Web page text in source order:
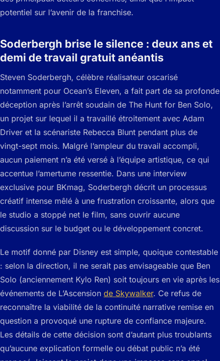
potentiel sur l’avenir de la franchise.
Soderbergh brise le silence : deux ans et
demi de travail gratuit anéantis
Steven Soderbergh, célèbre réalisateur oscarisé
notamment pour Ocean’s Eleven, a fait part de sa profonde
déception après l’arrêt soudain de The Hunt for Ben Solo,
un projet sur lequel il a travaillé étroitement avec Adam
Driver et la scénariste Rebecca Blunt pendant plus de
vingt-sept mois. Malgré l’ampleur du travail accompli,
aucun paiement n’a été versé à l’équipe artistique, ce qui
accentue l’amertume ressentie. Dans une interview
exclusive pour BKmag, Soderbergh décrit un processus
créatif intense mêlé à une frustration croissante, alors que
le studio a stoppé net le film, sans ouvrir aucune
discussion sur le budget ou le développement concret.
Le motif donné par Disney est simple, quoique contestable
: selon la direction, il ne serait pas envisageable que Ben
Solo (anciennement Kylo Ren) soit toujours en vie après les
événements de L’Ascension de Skywalker. Ce refus de
reconnaître la viabilité de la continuité narrative remise en
question a provoqué une rupture de confiance majeure.
Les détails de cette décision sont d’autant plus troublants
qu’aucune explication formelle ou débat public n’a été